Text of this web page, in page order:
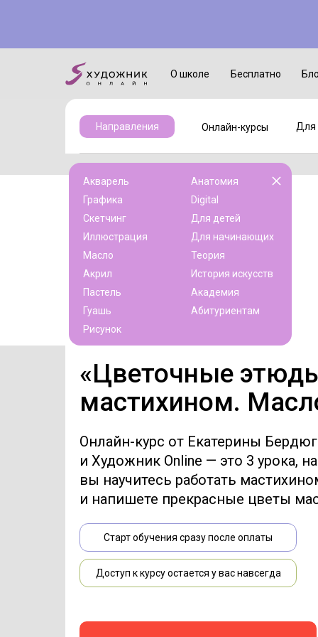
О школе Бесплатно
Для
Онлайн-курсы
Направления
Акварель
Графика
Скетчинг
Иллюстрация
Масло
Акрил
Пастель
Гуашь
Рисунок
Анатомия
Digital
Для детей
Для начинающих
Теория
История искусств
Академия
Абитуриентам
«Цветочные
мастихином.
Онлайн-курс от Екатерины
и Художник Online — это 3 урока,
вы научитесь работать
и напишете прекрасные цветы
Доступ к курсу остается у вас навсегда
Старт обучения сразу после оплаты